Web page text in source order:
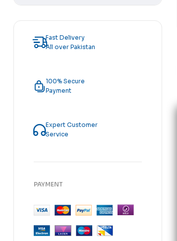
Fast Delivery
All over Pakistan
100% Secure
Payment
Expert Customer
Service
PAYMENT